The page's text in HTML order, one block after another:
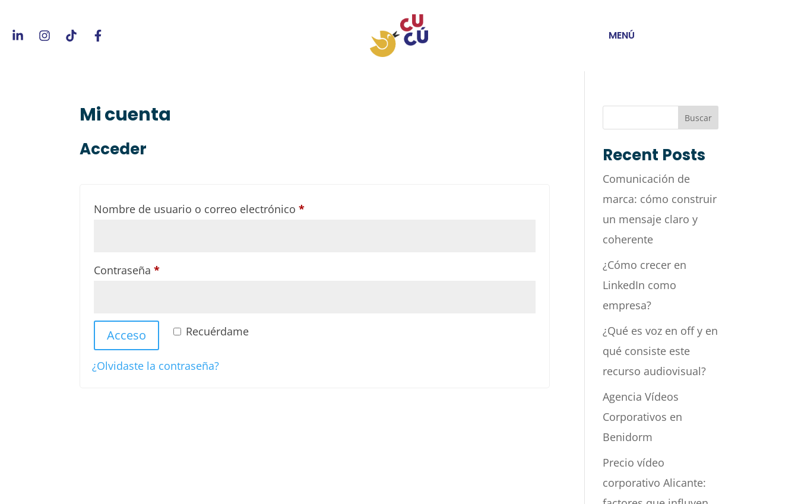
MENÚ
Mi cuenta
Acceder
Nombre de usuario o correo electrónico*
Contraseña*
Recuérdame
Acceso
¿Olvidaste la contraseña?
Buscar
Recent Posts
Comunicación de
marca: cómo construir
un mensaje claro y
coherente
¿Cómo crecer en
LinkedIn como
empresa?
¿Qué es voz en off y en
qué consiste este
recurso audiovisual?
Agencia Vídeos
Corporativos en
Benidorm
Precio vídeo
corporativo Alicante: